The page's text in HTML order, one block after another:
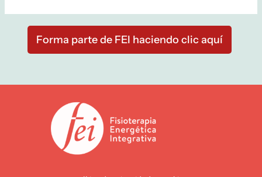
Forma parte de FEI haciendo clic aquí